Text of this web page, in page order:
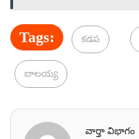
Tags: కడప
బాలయ్య
వార్తా విభాగం